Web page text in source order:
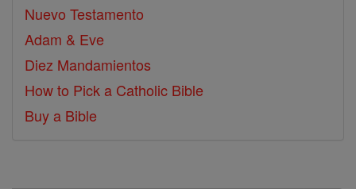
Nuevo Testamento
Adam & Eve
Diez Mandamientos
How to Pick a Catholic Bible
Buy a Bible